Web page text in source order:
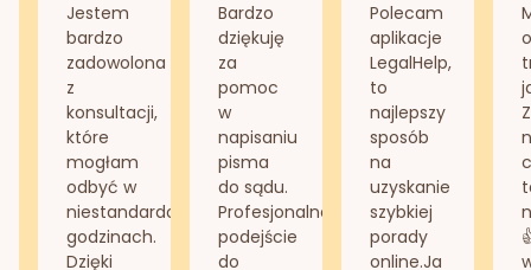
Jestem
bardzo
zadowolona
z
konsultacji,
które
mogłam
odbyć w
niestandardowych
godzinach.
Dzięki
Bardzo
dziękuję
za
pomoc
w
napisaniu
pisma
do sądu.
Profesjonalne
podejście
do
Polecam
aplikacje
LegalHelp,
to
najlepszy
sposób
na
uzyskanie
szybkiej
porady
online.Ja